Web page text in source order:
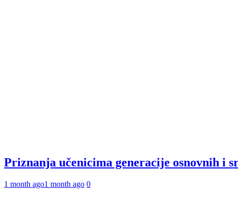
Priznanja učenicima generacije osnovnih i
1 month ago1 month ago 0